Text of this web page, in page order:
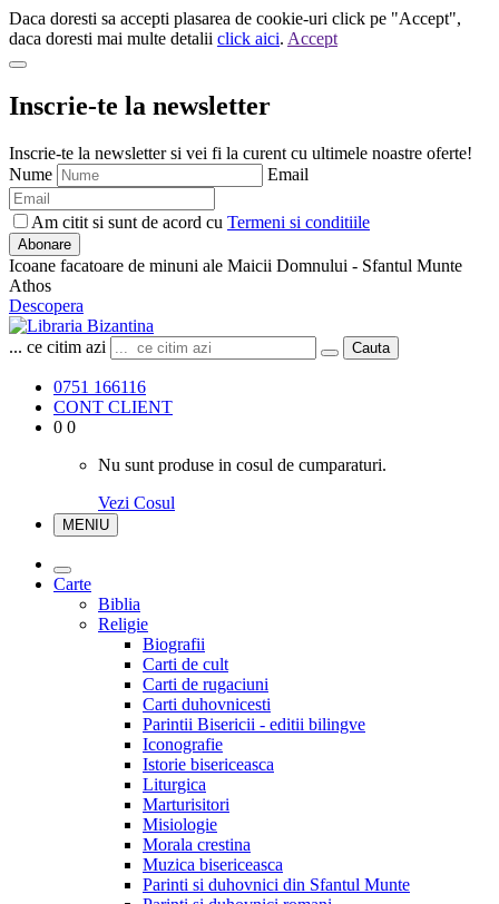
Daca doresti sa accepti plasarea de cookie-uri click pe "Accept",
daca doresti mai multe detalii click aici. Accept
Inscrie-te la newsletter
Inscrie-te la newsletter si vei fi la curent cu ultimele noastre oferte!
Nume
Email
Am citit si sunt de acord cu Termeni si conditiile
Abonare
Icoane facatoare de minuni ale Maicii Domnului - Sfantul Munte
Athos
Descopera
... ce citim azi Cauta
0751 166116
CONT CLIENT
0 0
Nu sunt produse in cosul de cumparaturi.
Vezi Cosul
MENIU
Carte
Biblia
Religie
Biografii
Carti de cult
Carti de rugaciuni
Carti duhovnicesti
Parintii Bisericii - editii bilingve
Iconografie
Istorie bisericeasca
Liturgica
Marturisitori
Misiologie
Morala crestina
Muzica bisericeasca
Parinti si duhovnici din Sfantul Munte